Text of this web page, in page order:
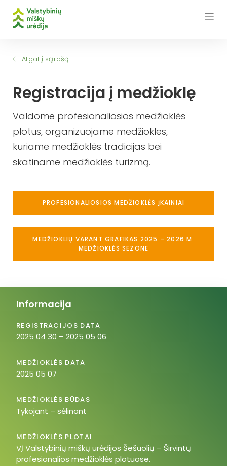
Atgal į sąrašą
Registracija į medžioklę
Valdome profesionaliosios medžioklės
plotus, organizuojame medžiokles,
kuriame medžioklės tradicijas bei
skatiname medžioklės turizmą.
PROFESIONALIOSIOS MEDŽIOKLĖS ĮKAINIAI
MEDŽIOKLIŲ VARANT GRAFIKAS 2025 – 2026 M.
MEDŽIOKLĖS SEZONE
Informacija
REGISTRACIJOS DATA
2025 04 30 – 2025 05 06
MEDŽIOKLĖS DATA
2025 05 07
MEDŽIOKLĖS BŪDAS
Tykojant – sėlinant
MEDŽIOKLĖS PLOTAI
VĮ Valstybinių miškų urėdijos Šešuolių – Širvintų
profesionalios medžioklės plotuose.